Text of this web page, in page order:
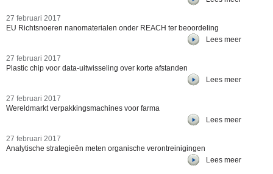
27 februari 2017
EU Richtsnoeren nanomaterialen onder REACH ter beoordeling
Lees meer
27 februari 2017
Plastic chip voor data-uitwisseling over korte afstanden
Lees meer
27 februari 2017
Wereldmarkt verpakkingsmachines voor farma
Lees meer
27 februari 2017
Analytische strategieën meten organische verontreinigingen
Lees meer